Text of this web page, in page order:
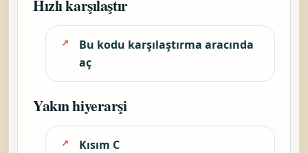
Hızlı karşılaştır
Bu kodu karşılaştırma aracında
aç
Yakın hiyerarşi
Kısım C